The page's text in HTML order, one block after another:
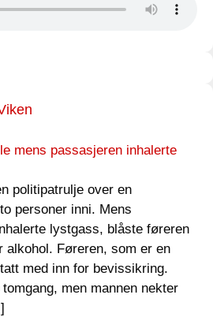
mens passasjeren inhalerte
politipatrulje over en
personer inni. Mens
lystgass, blåste føreren
alkohol. Føreren, som er en
med inn for bevissikring.
men mannen nekter